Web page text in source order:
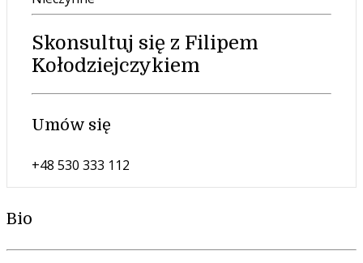
Skonsultuj się z Filipem
Kołodziejczykiem
Umów się
+48 530 333 112
Bio